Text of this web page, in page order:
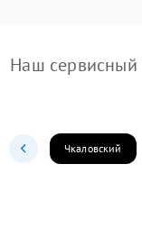
Наш сервисный
Чкаловский